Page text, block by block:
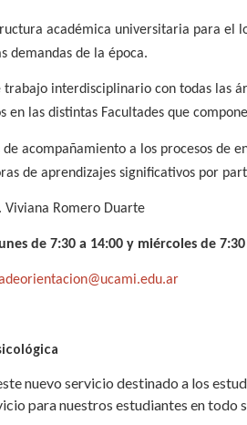
académica universitaria para el
demandas de la época.
trabajo interdisciplinario con todas las
en las distintas Facultades que
acompañamiento a los procesos de
de aprendizajes significativos por
Viviana Romero Duarte
de 7:30 a 14:00 y miércoles de 7:30
nuevo servicio destinado a los
para nuestros estudiantes en todo